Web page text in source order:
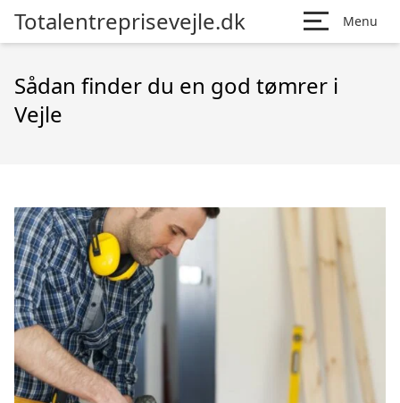
Totalentreprisevejle.dk Menu
Sådan finder du en god tømrer i
Vejle